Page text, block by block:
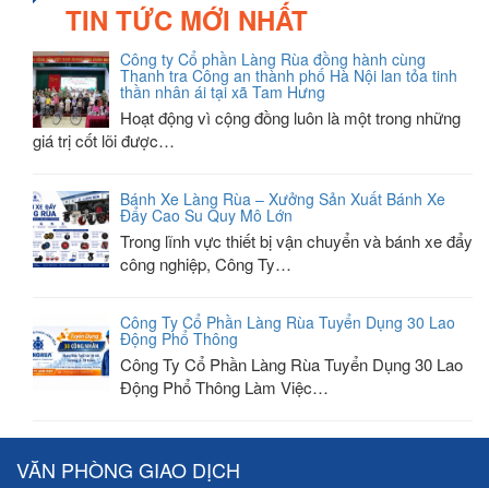
TIN TỨC MỚI NHẤT
Công ty Cổ phần Làng Rùa đồng hành cùng
Thanh tra Công an thành phố Hà Nội lan tỏa tinh
thần nhân ái tại xã Tam Hưng
Hoạt động vì cộng đồng luôn là một trong những
giá trị cốt lõi được…
Bánh Xe Làng Rùa – Xưởng Sản Xuất Bánh Xe
Đẩy Cao Su Quy Mô Lớn
Trong lĩnh vực thiết bị vận chuyển và bánh xe đẩy
công nghiệp, Công Ty…
Công Ty Cổ Phần Làng Rùa Tuyển Dụng 30 Lao
Động Phổ Thông
Công Ty Cổ Phần Làng Rùa Tuyển Dụng 30 Lao
Động Phổ Thông Làm Việc…
VĂN PHÒNG GIAO DỊCH